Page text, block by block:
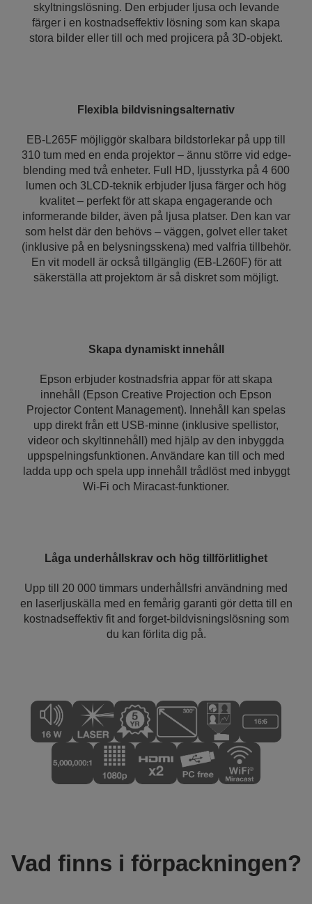
skyltningslösning. Den erbjuder ljusa och levande
färger i en kostnadseffektiv lösning som kan skapa
stora bilder eller till och med projicera på 3D-objekt.
Flexibla bildvisningsalternativ
EB-L265F möjliggör skalbara bildstorlekar på upp till
310 tum med en enda projektor – ännu större vid edge-
blending med två enheter. Full HD, ljusstyrka på 4 600
lumen och 3LCD-teknik erbjuder ljusa färger och hög
kvalitet – perfekt för att skapa engagerande och
informerande bilder, även på ljusa platser. Den kan var
som helst där den behövs – väggen, golvet eller taket
(inklusive på en belysningsskena) med valfria tillbehör.
En vit modell är också tillgänglig (EB-L260F) för att
säkerställa att projektorn är så diskret som möjligt.
Skapa dynamiskt innehåll
Epson erbjuder kostnadsfria appar för att skapa
innehåll (Epson Creative Projection och Epson
Projector Content Management). Innehåll kan spelas
upp direkt från ett USB-minne (inklusive spellistor,
videor och skyltinnehåll) med hjälp av den inbyggda
uppspelningsfunktionen. Användare kan till och med
ladda upp och spela upp innehåll trådlöst med inbyggt
Wi-Fi och Miracast-funktioner.
Låga underhållskrav och hög tillförlitlighet
Upp till 20 000 timmars underhållsfri användning med
en laserljuskälla med en femårig garanti gör detta till en
kostnadseffektiv fit and forget-bildvisningslösning som
du kan förlita dig på.
Vad finns i förpackningen?